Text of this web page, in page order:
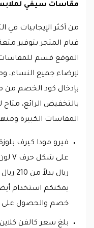
مقاسات سيفي
من أكثر الإيجابيات
قيام المتجر بتوفير
الموقع قسم
لإرضاء جميع النساء،
بإدخال كود الخصم من
المقاسات الكبيرة
فيرو مودا كيرف
يمكنكم استخدام
خصم والحصول على
بلغ سعر كالفن